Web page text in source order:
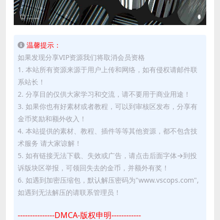
温馨提示：
如果发现分享VIP资源我们将取消会员资格
1. 本站所有资源来源于用户上传和网络，如有侵权请邮件联
系站长！
2. 分享目的仅供大家学习和交流，请不要用于商业用途！
3. 如果你也有好素材或者教程，可以到审核区发布，分享有
金币奖励和额外收入！
4. 本站提供的素材、教程、插件等等其他资源，都不包含技
术服务 请大家谅解！
5. 如有链接无法下载、失效或广告，请点击后面字体→到投
诉版块区举报，可领回失去的金币，并额外有奖！
6. 如遇到加密压缩包，默认解压密码为"www.vscops.com",
如遇到无法解压的请联系管理员！
---------------DMCA-版权申明------------